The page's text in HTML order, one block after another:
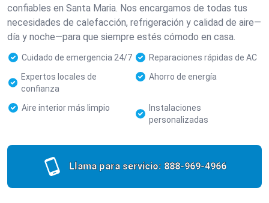
confiables en Santa Maria. Nos encargamos de todas tus
necesidades de calefacción, refrigeración y calidad de aire—
día y noche—para que siempre estés cómodo en casa.
Cuidado de emergencia 24/7
Reparaciones rápidas de AC
Expertos locales de
confianza
Ahorro de energía
Aire interior más limpio
Instalaciones
personalizadas
Llama para servicio: 888-969-4966